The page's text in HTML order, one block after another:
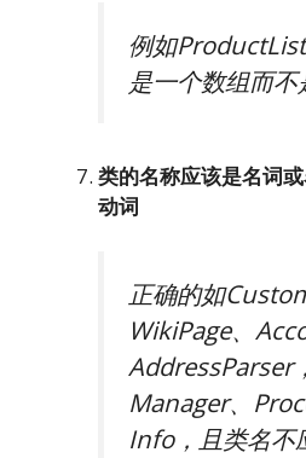
例如
是一个数组而不
类的名称应该是名词
动词
正确的如
WikiPage、
AddressParser
Manager、
Info，且类名不